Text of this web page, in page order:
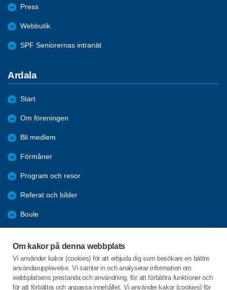
Om kakor på denna webbplats
Vi använder kakor (cookies) för att erbjuda dig som besökare en bättre
användarupplevelse. Vi samlar in och analyserar information om
webbplatsens prestanda och användning, för att förbättra funktioner och
för att förbättra och anpassa innehållet. Vi använder kakor (cookies) för
Press
Webbutik
SPF Seniorernas intranät
Ardala
Start
Om föreningen
Bli medlem
Förmåner
Program och resor
Referat och bilder
Boule
Digitalt medlemskort